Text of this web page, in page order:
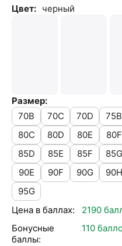
Цвет: черный
Размер:
70B
70C 70D 75B
80C
80D 80E 80F
85D
85E 85F 85G
90E
90F 90G 90H
95G
Цена в баллах:
2190
Бонусные
баллы:
110